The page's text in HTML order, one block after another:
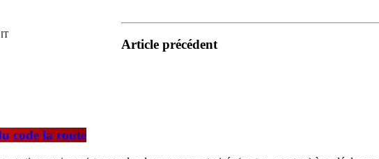
Article précédent
code la route